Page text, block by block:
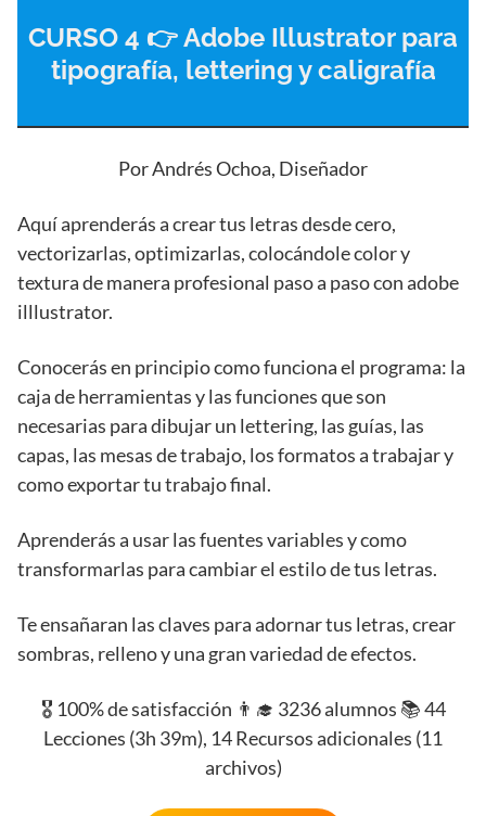
CURSO 4 👉 Adobe Illustrator para
tipografía, lettering y caligrafía
Por Andrés Ochoa, Diseñador
Aquí aprenderás a crear tus letras desde cero,
vectorizarlas, optimizarlas, colocándole color y
textura de manera profesional paso a paso con adobe
illlustrator.
Conocerás en principio como funciona el programa: la
caja de herramientas y las funciones que son
necesarias para dibujar un lettering, las guías, las
capas, las mesas de trabajo, los formatos a trabajar y
como exportar tu trabajo final.
Aprenderás a usar las fuentes variables y como
transformarlas para cambiar el estilo de tus letras.
Te ensañaran las claves para adornar tus letras, crear
sombras, relleno y una gran variedad de efectos.
🎖️ 100% de satisfacción 👨‍🎓 3236 alumnos 📚 44
Lecciones (3h 39m), 14 Recursos adicionales (11
archivos)